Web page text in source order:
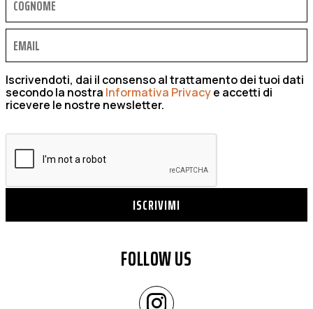
Iscrivendoti, dai il consenso al trattamento dei tuoi dati
secondo la nostra Informativa Privacye accetti di
ricevere le nostre newsletter.
ISCRIVIMI
FOLLOW US